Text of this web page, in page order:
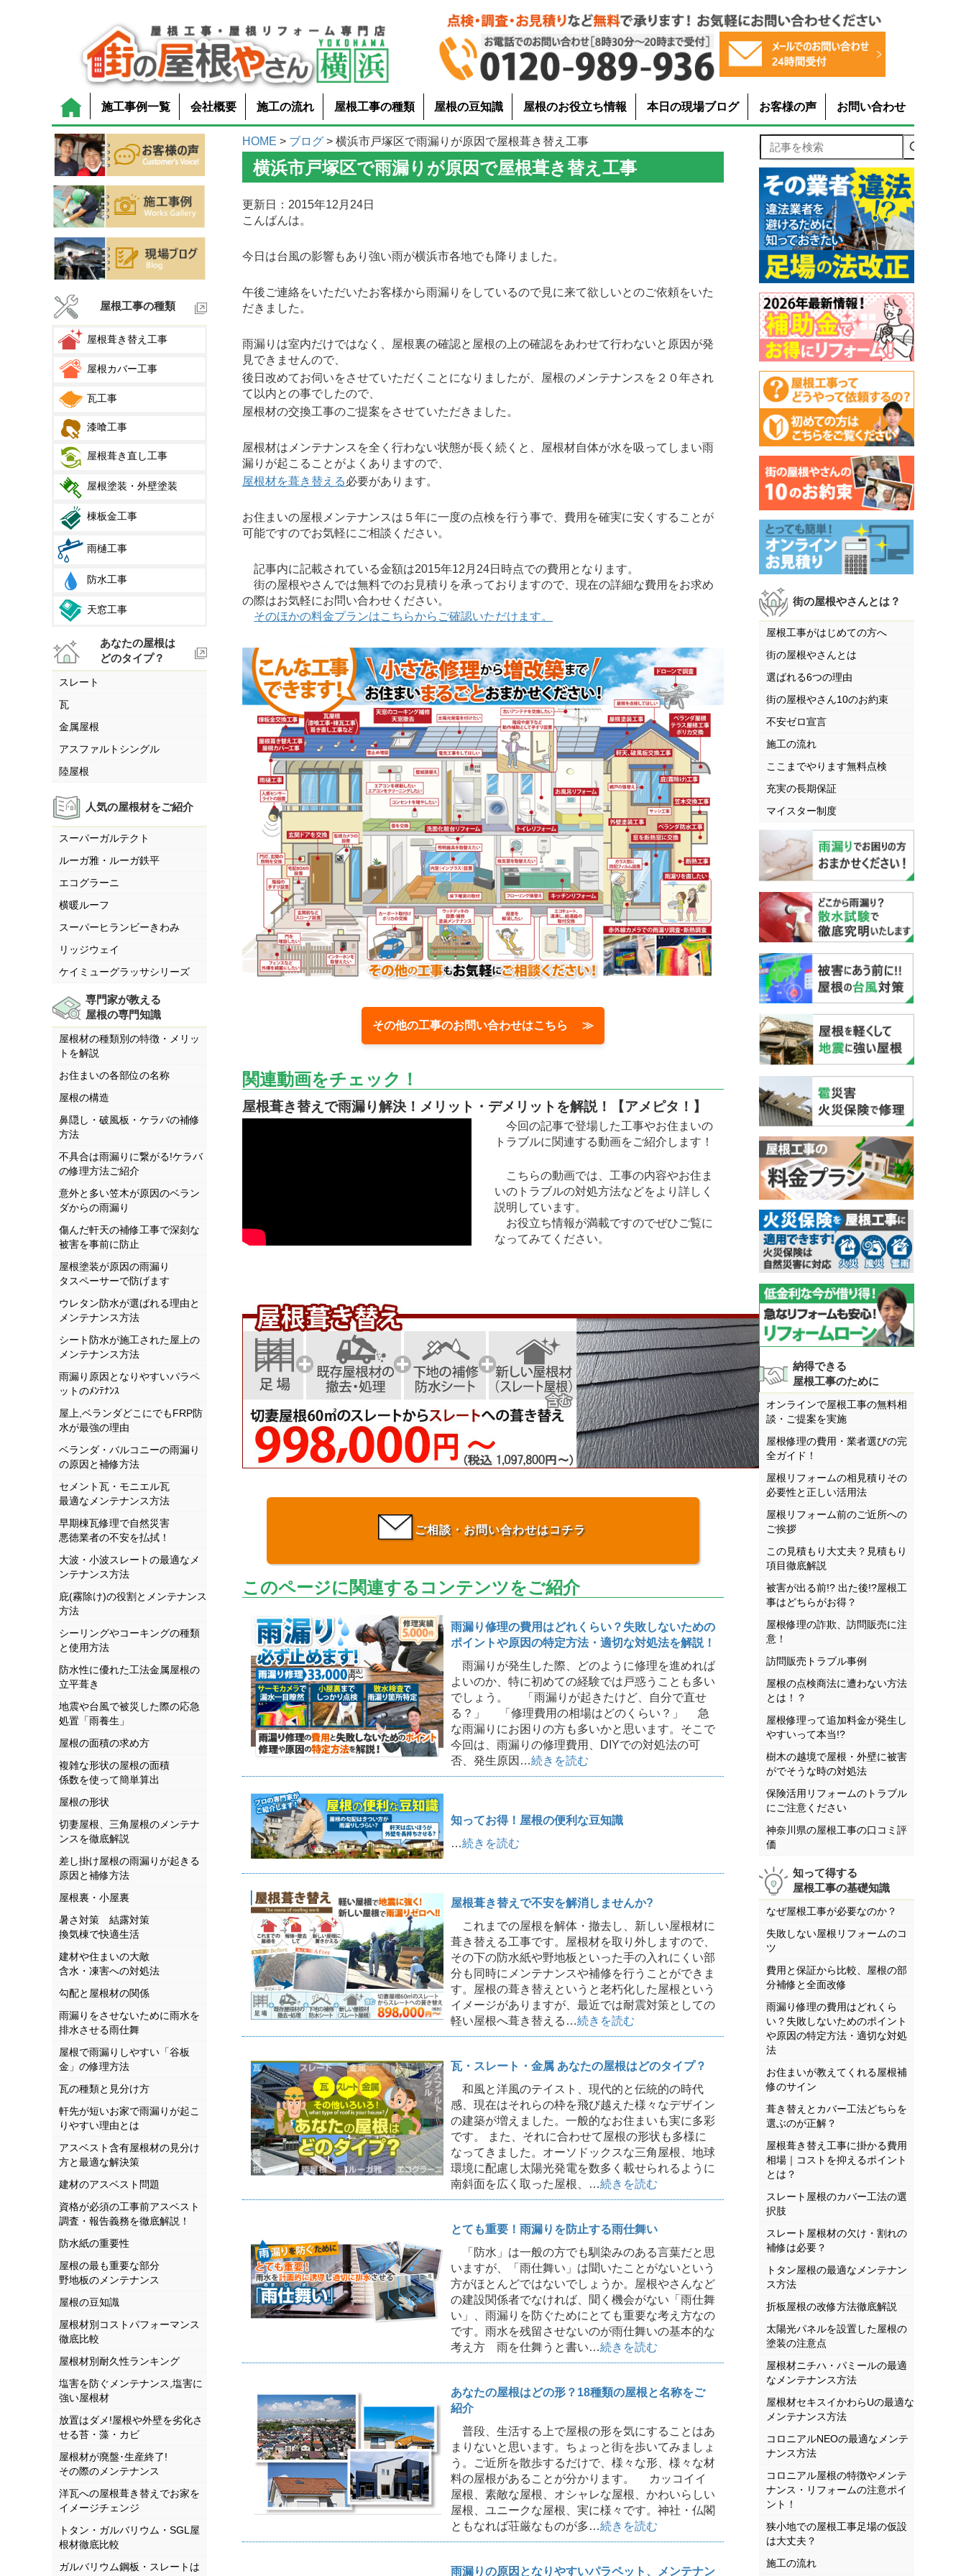
施工事例一覧 会社概要 施工の流れ 屋根工事の種類 屋根の豆知識 屋根のお役立ち情報 本日の現場ブログ お客様の声 お問い合わせ
屋根工事の種類
屋根葺き替え工事
屋根カバー工事
瓦工事
漆喰工事
屋根葺き直し工事
屋根塗装・外壁塗装
棟板金工事
雨樋工事
防水工事
天窓工事
あなたの屋根は
どのタイプ？
スレート
瓦
金属屋根
アスファルトシングル
陸屋根
人気の屋根材をご紹介
スーパーガルテクト
ルーガ雅・ルーガ鉄平
エコグラーニ
横暖ルーフ
スーパーヒランビーきわみ
リッジウェイ
ケイミューグラッサシリーズ
専門家が教える
屋根の専門知識
屋根材の種類別の特徴・メリッ
トを解説
お住まいの各部位の名称
屋根の構造
鼻隠し・破風板・ケラバの補修
方法
不具合は雨漏りに繋がる!ケラバ
の修理方法ご紹介
意外と多い笠木が原因のベラン
ダからの雨漏り
傷んだ軒天の補修工事で深刻な
被害を事前に防止
屋根塗装が原因の雨漏り
タスペーサーで防げます
ウレタン防水が選ばれる理由と
メンテナンス方法
シート防水が施工された屋上の
メンテナンス方法
雨漏り原因となりやすいパラペ
ットのﾒﾝﾃﾅﾝｽ
屋上,ベランダどこにでもFRP防
水が最強の理由
ベランダ・バルコニーの雨漏り
の原因と補修方法
セメント瓦・モニエル瓦
最適なメンテナンス方法
早期棟瓦修理で自然災害
悪徳業者の不安を払拭！
大波・小波スレートの最適なメ
ンテナンス方法
庇(霧除け)の役割とメンテナンス
方法
シーリングやコーキングの種類
と使用方法
防水性に優れた工法金属屋根の
立平葺き
地震や台風で被災した際の応急
処置「雨養生」
屋根の面積の求め方
複雑な形状の屋根の面積
係数を使って簡単算出
屋根の形状
切妻屋根、三角屋根のメンテナ
ンスを徹底解説
差し掛け屋根の雨漏りが起きる
原因と補修方法
屋根裏・小屋裏
暑さ対策 結露対策
換気棟で快適生活
建材や住まいの大敵
含水・凍害への対処法
勾配と屋根材の関係
雨漏りをさせないために雨水を
排水させる雨仕舞
屋根で雨漏りしやすい「谷板
金」の修理方法
瓦の種類と見分け方
軒先が短いお家で雨漏りが起こ
りやすい理由とは
アスベスト含有屋根材の見分け
方と最適な解決策
建材のアスベスト問題
資格が必須の工事前アスベスト
調査・報告義務を徹底解説！
防水紙の重要性
屋根の最も重要な部分
野地板のメンテナンス
屋根の豆知識
屋根材別コストパフォーマンス
徹底比較
屋根材別耐久性ランキング
塩害を防ぐメンテナンス,塩害に
強い屋根材
放置はダメ!屋根や外壁を劣化さ
せる苔・藻・カビ
屋根材が廃盤･生産終了!
その際のメンテナンス
洋瓦への屋根葺き替えでお家を
イメージチェンジ
トタン・ガルバリウム・SGL屋
根材徹底比較
ガルバリウム鋼板・スレートは
HOME > ブログ > 横浜市戸塚区で雨漏りが原因で屋根葺き替え工事
横浜市戸塚区で雨漏りが原因で屋根葺き替え工事
更新日：2015年12月24日
こんばんは。
今日は台風の影響もあり強い雨が横浜市各地でも降りました。
午後ご連絡をいただいたお客様から雨漏りをしているので見に来て欲しいとのご依頼をいた
だきました。
雨漏りは室内だけではなく、屋根裏の確認と屋根の上の確認をあわせて行わないと原因が発
見できませんので、
後日改めてお伺いをさせていただくことになりましたが、屋根のメンテナンスを２０年され
て以内との事でしたので、
屋根材の交換工事のご提案をさせていただきました。
屋根材はメンテナンスを全く行わない状態が長く続くと、屋根材自体が水を吸ってしまい雨
漏りが起こることがよくありますので、
屋根材を葺き替える必要があります。
お住まいの屋根メンテナンスは５年に一度の点検を行う事で、費用を確実に安くすることが
可能ですのでお気軽にご相談ください。
記事内に記載されている金額は2015年12月24日時点での費用となります。
街の屋根やさんでは無料でのお見積りを承っておりますので、現在の詳細な費用をお求め
の際はお気軽にお問い合わせください。
そのほかの料金プランはこちらからご確認いただけます。
その他の工事のお問い合わせはこちら ≫
関連動画をチェック！
屋根葺き替えで雨漏り解決！メリット・デメリットを解説！【アメピタ！】
今回の記事で登場した工事やお住まいの
トラブルに関連する動画をご紹介します！
こちらの動画では、工事の内容やお住ま
いのトラブルの対処方法などをより詳しく
説明しています。
お役立ち情報が満載ですのでぜひご覧に
なってみてください。
ご相談・お問い合わせはコチラ
このページに関連するコンテンツをご紹介
雨漏り修理の費用はどれくらい？失敗しないための
ポイントや原因の特定方法・適切な対処法を解説！
雨漏りが発生した際、どのように修理を進めれば
よいのか、特に初めての経験では戸惑うことも多い
でしょう。 「雨漏りが起きたけど、自分で直せ
る？」 「修理費用の相場はどのくらい？」 急
な雨漏りにお困りの方も多いかと思います。そこで
今回は、雨漏りの修理費用、DIYでの対処法の可
否、発生原因…続きを読む
知ってお得！屋根の便利な豆知識
…続きを読む
屋根葺き替えで不安を解消しませんか?
これまでの屋根を解体・撤去し、新しい屋根材に
葺き替える工事です。屋根材を取り外しますので、
その下の防水紙や野地板といった手の入れにくい部
分も同時にメンテナンスや補修を行うことができま
す。屋根の葺き替えというと老朽化した屋根という
イメージがありますが、最近では耐震対策としての
軽い屋根へ葺き替える…続きを読む
瓦・スレート・金属 あなたの屋根はどのタイプ？
和風と洋風のテイスト、現代的と伝統的の時代
感、現在はそれらの枠を飛び越えた様々なデザイン
の建築が増えました。一般的なお住まいも実に多彩
です。 また、それに合わせて屋根の形状も多様に
なってきました。オーソドックスな三角屋根、地球
環境に配慮し太陽光発電を数多く載せられるように
南斜面を広く取った屋根、…続きを読む
とても重要！雨漏りを防止する雨仕舞い
「防水」は一般の方でも馴染みのある言葉だと思
いますが、「雨仕舞い」は聞いたことがないという
方がほとんどではないでしょうか。屋根やさんなど
の建設関係者でなければ、聞く機会がない「雨仕舞
い」、雨漏りを防ぐためにとても重要な考え方なの
です。雨水を残留させないのが雨仕舞いの基本的な
考え方 雨を仕舞うと書い…続きを読む
あなたの屋根はどの形？18種類の屋根と名称をご
紹介
普段、生活する上で屋根の形を気にすることはあ
まりないと思います。ちょっと街を歩いてみましょ
う。ご近所を散歩するだけで、様々な形、様々な材
料の屋根があることが分かります。 カッコイイ
屋根、素敵な屋根、オシャレな屋根、かわいらしい
屋根、ユニークな屋根、実に様々です。神社・仏閣
ともなれば荘厳なものが多…続きを読む
雨漏りの原因となりやすいパラペット、メンテナン
記事を検索
街の屋根やさんとは？
屋根工事がはじめての方へ
街の屋根やさんとは
選ばれる6つの理由
街の屋根やさん10のお約束
不安ゼロ宣言
施工の流れ
ここまでやります無料点検
充実の長期保証
マイスター制度
納得できる
屋根工事のために
オンラインで屋根工事の無料相
談・ご提案を実施
屋根修理の費用・業者選びの完
全ガイド！
屋根リフォームの相見積りその
必要性と正しい活用法
屋根リフォーム前のご近所への
ご挨拶
この見積もり大丈夫？見積もり
項目徹底解説
被害が出る前!? 出た後!?屋根工
事はどちらがお得？
屋根修理の詐欺、訪問販売に注
意！
訪問販売トラブル事例
屋根の点検商法に遭わない方法
とは！？
屋根修理って追加料金が発生し
やすいって本当!?
樹木の越境で屋根・外壁に被害
がでそうな時の対処法
保険活用リフォームのトラブル
にご注意ください
神奈川県の屋根工事の口コミ評
価
知って得する
屋根工事の基礎知識
なぜ屋根工事が必要なのか？
失敗しない屋根リフォームのコ
ツ
費用と保証から比較、屋根の部
分補修と全面改修
雨漏り修理の費用はどれくら
い？失敗しないためのポイント
や原因の特定方法・適切な対処
法
お住まいが教えてくれる屋根補
修のサイン
葺き替えとカバー工法どちらを
選ぶのが正解？
屋根葺き替え工事に掛かる費用
相場｜コストを抑えるポイント
とは？
スレート屋根のカバー工法の選
択肢
スレート屋根材の欠け・割れの
補修は必要？
トタン屋根の最適なメンテナン
ス方法
折板屋根の改修方法徹底解説
太陽光パネルを設置した屋根の
塗装の注意点
屋根材ニチハ・パミールの最適
なメンテナンス方法
屋根材セキスイかわらUの最適な
メンテナンス方法
コロニアルNEOの最適なメンテ
ナンス方法
コロニアル屋根の特徴やメンテ
ナンス・リフォームの注意ポイ
ント！
狭小地での屋根工事足場の仮設
は大丈夫？
施工の流れ